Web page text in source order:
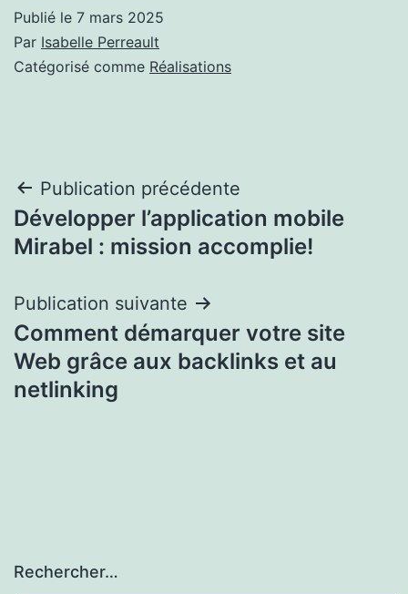
Publié le 7 mars 2025
Par Isabelle Perreault
Catégorisé comme Réalisations
Navigation
de
Publication précédente
Développer l’application mobile
Mirabel : mission accomplie!
Publication suivante
Comment démarquer votre site
Web grâce aux backlinks et au
netlinking
Rechercher…